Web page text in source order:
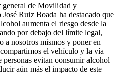
general de Movilidad y
Ruiz Boada ha destacado que
aumenta el riesgo desde la
por debajo del límite legal,
a nosotros mismos y poner en
el vehículo y la vía
evitan consumir alcohol
aún más el impacto de este